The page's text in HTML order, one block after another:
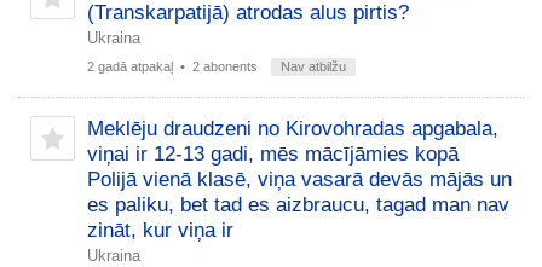
(Transkarpatijā) atrodas alus pirtis?
Ukraina
2 gadā atpakaļ • 2 abonents Nav atbilžu
Meklēju draudzeni no Kirovohradas apgabala,
viņai ir 12-13 gadi, mēs mācījāmies kopā
Polijā vienā klasē, viņa vasarā devās mājās un
es paliku, bet tad es aizbraucu, tagad man nav
zināt, kur viņa ir
Ukraina